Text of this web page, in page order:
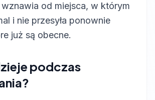
wznawia od miejsca, w którym
i nie przesyła ponownie
już są obecne.
podczas